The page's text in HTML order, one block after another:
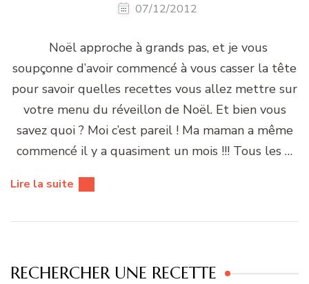
07/12/2012
Noël approche à grands pas, et je vous
soupçonne d’avoir commencé à vous casser la tête
pour savoir quelles recettes vous allez mettre sur
votre menu du réveillon de Noël. Et bien vous
savez quoi ? Moi c’est pareil ! Ma maman a même
commencé il y a quasiment un mois !!! Tous les …
Lire la suite
RECHERCHER UNE RECETTE